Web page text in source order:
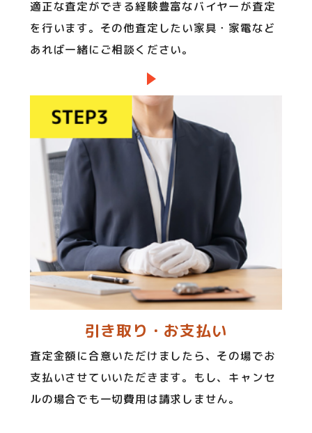
適正な査定ができる経験豊富なバイヤーが査定
を行います。その他査定したい家具・家電など
あれば一緒にご相談ください。
引き取り・お支払い
査定金額に合意いただけましたら、その場でお
支払いさせていいただきます。もし、キャンセ
ルの場合でも一切費用は請求しません。